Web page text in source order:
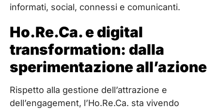
informati, social, connessi e comunicanti.
Ho.Re.Ca. e digital
transformation: dalla
sperimentazione all’azione
Rispetto alla gestione dell’attrazione e
dell’engagement, l’Ho.Re.Ca. sta vivendo